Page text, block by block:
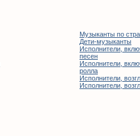
Музыканты по
Дети-музыканты
Исполнители,
песен
Исполнители,
ролла
Исполнители,
Исполнители,